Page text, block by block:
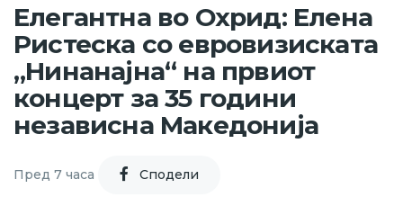
Елегантна во Охрид: Елена
Ристеска со евровизиската
„Нинанајна“ на првиот
концерт за 35 години
независна Македонија
Пред 7 часа Cподели